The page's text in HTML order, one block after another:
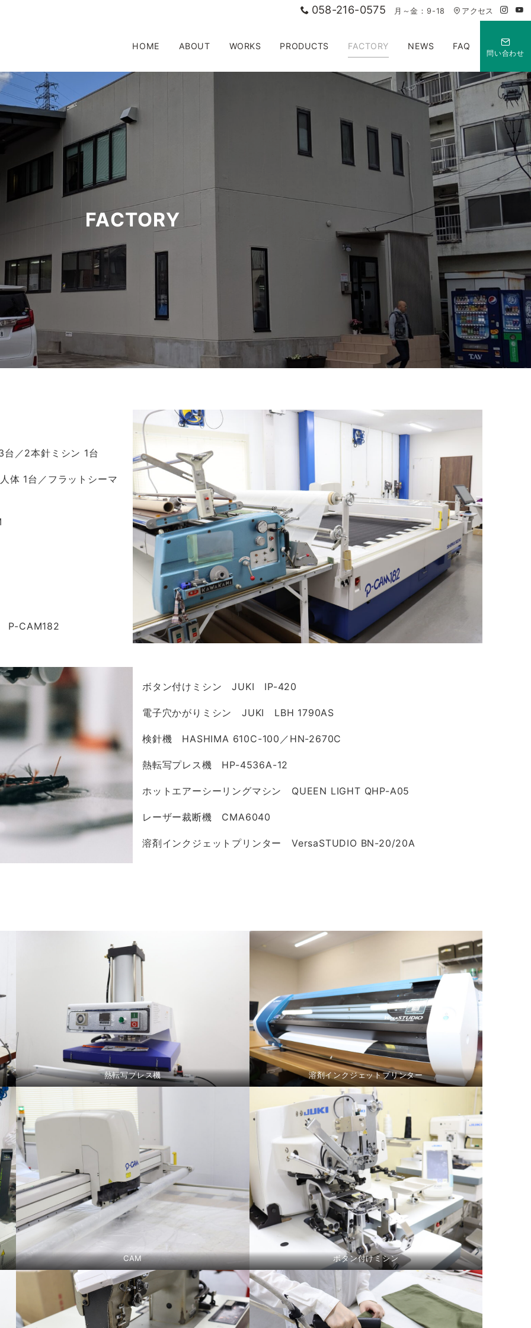
058-216-0575 月～金：9-18 アクセス
HOME ABOUT WORKS PRODUCTS FACTORY NEWS FAQ
問い合わせ
FACTORY
／2本針ミシン 1台
体 1台／フラットシーマ
P-CAM182
ボタン付けミシン JUKI IP-420
電子穴かがりミシン JUKI LBH 1790AS
検針機 HASHIMA 610C-100／HN-2670C
熱転写プレス機 HP-4536A-12
ホットエアーシーリングマシン QUEEN LIGHT QHP-A05
レーザー裁断機 CMA6040
溶剤インクジェットプリンター VersaSTUDIO BN-20/20A
熱転写プレス機 溶剤インクジェットプリンター
CAM ボタン付けミシン